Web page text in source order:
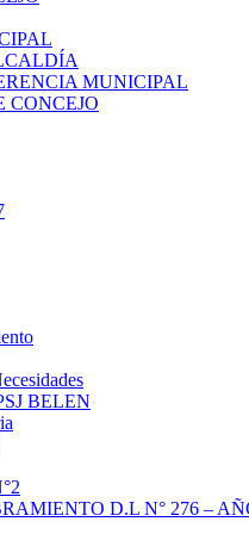
MUNICIPAL
CONCEJO
BELEN
D.L N° 276 –